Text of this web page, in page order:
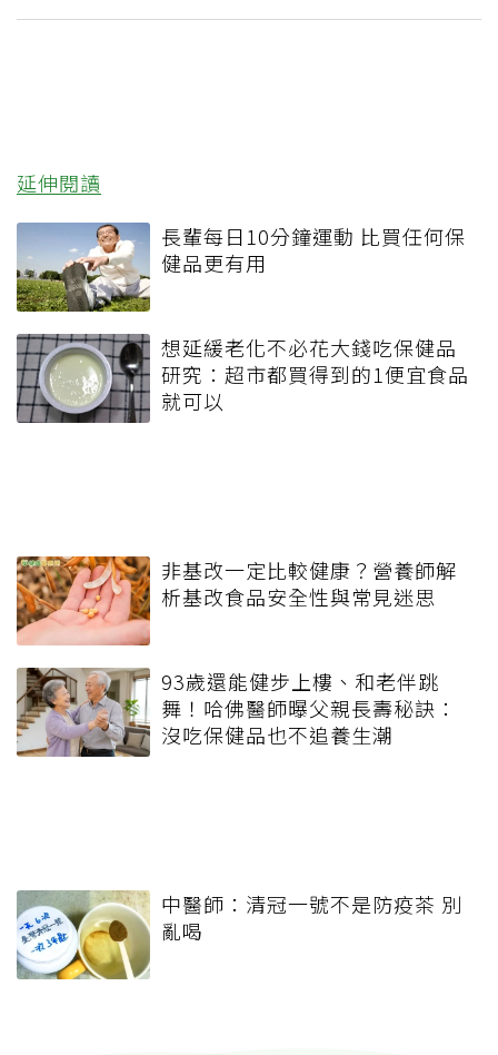
延伸閱讀
長輩每日10分鐘運動 比買任何保
健品更有用
想延緩老化不必花大錢吃保健品
研究：超市都買得到的1便宜食品
就可以
非基改一定比較健康？營養師解
析基改食品安全性與常見迷思
93歲還能健步上樓、和老伴跳
舞！哈佛醫師曝父親長壽秘訣：
沒吃保健品也不追養生潮
中醫師：清冠一號不是防疫茶 別
亂喝